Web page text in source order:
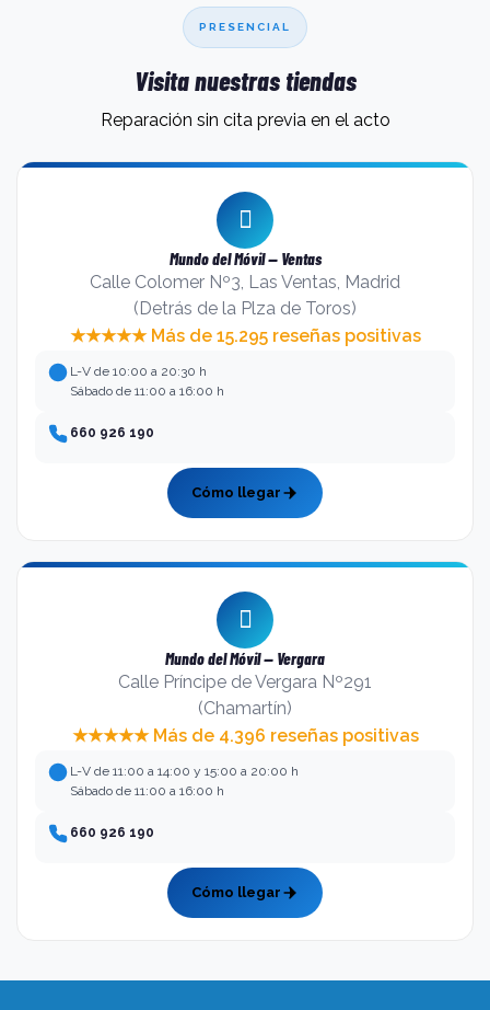
PRESENCIAL
Visita nuestras tiendas
Reparación sin cita previa en el acto
Mundo del Móvil — Ventas
Calle Colomer Nº3, Las Ventas, Madrid
(Detrás de la Plza de Toros)
★★★★★ Más de 15.295 reseñas positivas
L-V de 10:00 a 20:30 h
Sábado de 11:00 a 16:00 h
660 926 190
Cómo llegar
Mundo del Móvil — Vergara
Calle Príncipe de Vergara Nº291
(Chamartín)
★★★★★ Más de 4.396 reseñas positivas
L-V de 11:00 a 14:00 y 15:00 a 20:00 h
Sábado de 11:00 a 16:00 h
660 926 190
Cómo llegar